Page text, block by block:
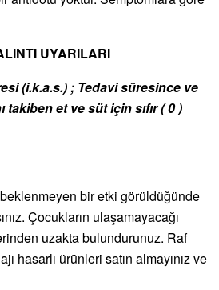
UYARILARI
(i.k.a.s.) ; Tedavi süresince ve
takibenet ve süt için sıfır ( 0 )
bir etki görüldüğünde
Çocukların ulaşamayacağı
uzakta bulundurunuz. Raf
hasarlı ürünleri satın almayınız ve